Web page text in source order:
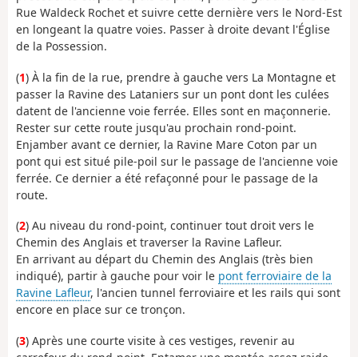
Rue Waldeck Rochet et suivre cette dernière vers le Nord-Est
en longeant la quatre voies. Passer à droite devant l'Église
de la Possession.
(1) À la fin de la rue, prendre à gauche vers La Montagne et
passer la Ravine des Lataniers sur un pont dont les culées
datent de l'ancienne voie ferrée. Elles sont en maçonnerie.
Rester sur cette route jusqu'au prochain rond-point.
Enjamber avant ce dernier, la Ravine Mare Coton par un
pont qui est situé pile-poil sur le passage de l'ancienne voie
ferrée. Ce dernier a été refaçonné pour le passage de la
route.
(2) Au niveau du rond-point, continuer tout droit vers le
Chemin des Anglais et traverser la Ravine Lafleur.
En arrivant au départ du Chemin des Anglais (très bien
indiqué), partir à gauche pour voir le pont ferroviaire de la
Ravine Lafleur, l'ancien tunnel ferroviaire et les rails qui sont
encore en place sur ce tronçon.
(3) Après une courte visite à ces vestiges, revenir au